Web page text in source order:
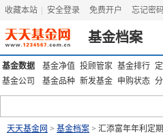
收藏本站 安全登录 免费开户 忘记密
基金档案
基金数据 基金净值 投顾管家 基金排行
基金公司
基金品种 新发基金 申购状态
天天基金网 > 基金档案 > 汇添富年年利定